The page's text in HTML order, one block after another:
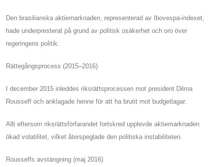
Den brasilianska aktiemarknaden, representerad av Ibovespa-indexet,
hade underpresterat på grund av politisk osäkerhet och oro över
regeringens politik.
Rättegångsprocess (2015–2016)
I december 2015 inleddes riksrättsprocessen mot president Dilma
Rousseff och anklagade henne för att ha brutit mot budgetlagar.
Allt eftersom riksrättsförfarandet fortskred upplevde aktiemarknaden
ökad volatilitet, vilket återspeglade den politiska instabiliteten.
Rousseffs avstängning (maj 2016)